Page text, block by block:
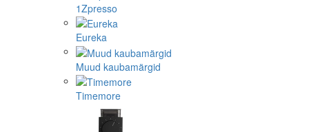
1Zpresso
Eureka
Muud kaubamärgid
Timemore